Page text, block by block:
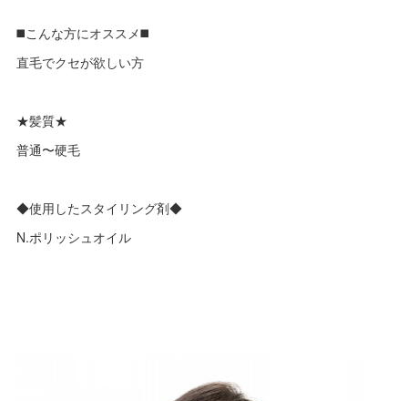
◼️こんな方にオススメ◼️
直毛でクセが欲しい方
★髪質★
普通〜硬毛
◆使用したスタイリング剤◆
N.ポリッシュオイル